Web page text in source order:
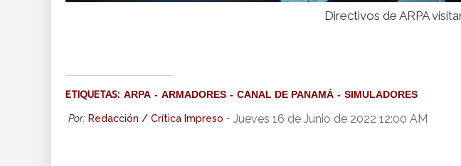
Directivos de ARPA
ETIQUETAS: ARPA ARMADORES CANAL DE PANAMÁ SIMULADORES
Por: Redacción / Crítica Impreso - Jueves 16 de Junio de 2022 12:00 AM